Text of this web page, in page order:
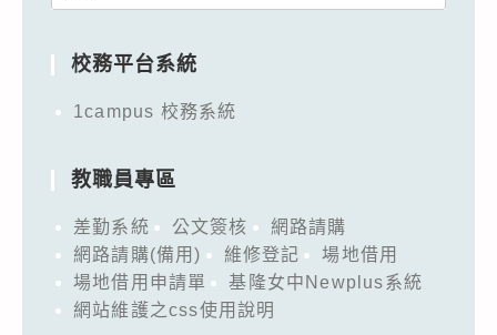
校務平台系統
1campus 校務系統
教職員專區
差勤系統 公文簽核
網路請購
網路請購(備用)
維修登記
場地借用
場地借用申請單
基隆女中Newplus系統
網站維護之css使用說明